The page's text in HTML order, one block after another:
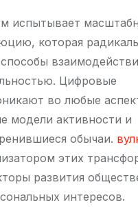
испытывает
которая
Цифровые
во любые
модели активности и
обычаи.
этих
развития
интересов.